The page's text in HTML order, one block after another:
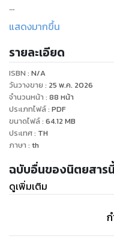
"FORMULA" –
the world, road tests of
substance-packed,
accurate contents. The
and won trust as the
Thailand for more than
แสดงมากขึ้น
รายละเอียด
ISBN : N/A
วันวางขาย : 25 พ.ค. 2026
จำนวนหน้า : 88 หน้า
ประเภทไฟล์: PDF
ขนาดไฟล์: 64.12 MB
ประเทศ: TH
ภาษา : th
ฉบับอื่นของนิตยสาร
ดูเพิ่มเติม